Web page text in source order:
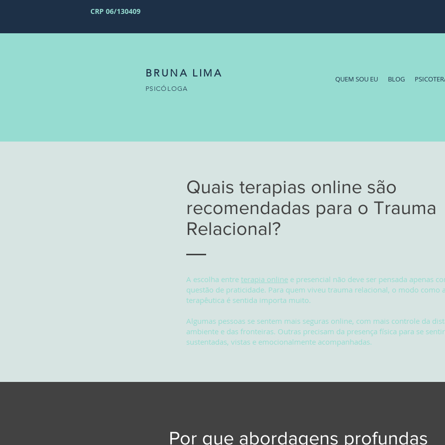
CRP 06/130409
BRUNA LIMA QUEM SOU EU BLOG
PSICÓLOGA
Quais terapias online são
recomendadas para o Trauma
Relacional?
A escolha entre terapia online e presencial não deve ser pensada apenas
questão de praticidade. Para quem viveu trauma relacional, o modo como
terapêutica é sentida importa muito.
Algumas pessoas se sentem mais seguras online, com mais controle da
ambiente e das fronteiras. Outras precisam da presença física para se
sustentadas, vistas e emocionalmente acompanhadas.
Por que abordagens profundas